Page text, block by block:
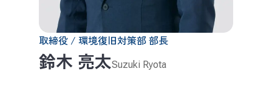
取締役 / 環境復旧対策部 部長
鈴木 亮太Suzuki Ryota